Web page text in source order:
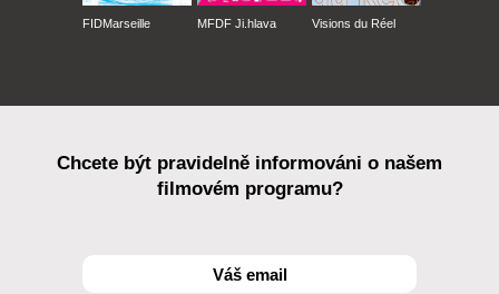
FIDMarseille MFDF Ji.hlava Visions du Réel
Chcete být pravidelně informováni o našem
filmovém programu?